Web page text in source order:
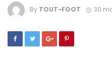
By TOUT-FOOT 30